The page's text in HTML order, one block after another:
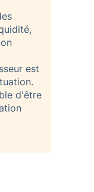
est
d'être